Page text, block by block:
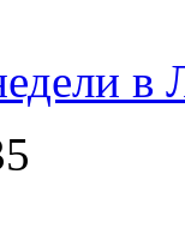
в